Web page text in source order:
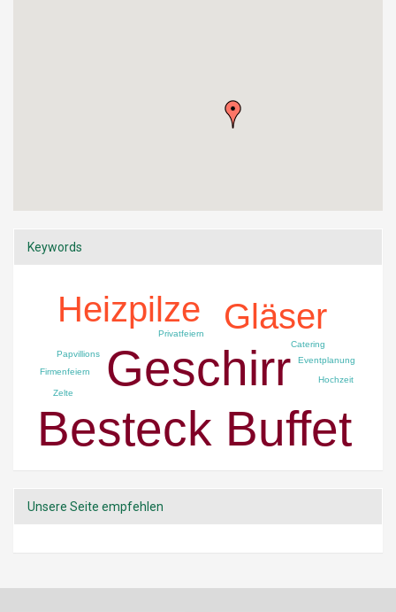
Keywords
Geschirr
Besteck Buffet
Gläser
Heizpilze
Privatfeiern
Papvillions
Catering
Firmenfeiern
Eventplanung
Zelte
Hochzeit
Unsere Seite empfehlen